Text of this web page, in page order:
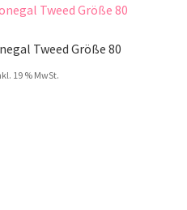
Tweed Größe 80
19 % MwSt.